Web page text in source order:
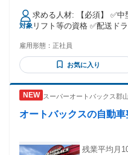
円～300,000円 ※昇給あり ※経験や前職の給与を考慮し決定
します。 ◎新しい給与体系でますます働きやすくなりまし
た！ ✨年収例 ①経験者で中・長距離4t配送 ・年収360万円前
後＋運行手当 ②経験者で関東4t配送 ・年収320万円前後＋運
充実！ ◇宿泊費用手当 ・関東：1日／1,500円 ・近畿：1日／
2,000円 ・福島隣県：1日／1,000円 ※社内ルールに沿って支
給 ◇バラ積み・バラ卸し手当 ・4t：1回／1,000円 ※社内ルー
ルに沿って支給
対象
求める人材: 【必須】 ✅中型免許 【あれば尚可】 ✅フォーク
リフト等の資格 ✅配送ドライバー経験 「経験を活かして、も
そんな即戦力となる方からの
不問 ✅性別不問 ✅第二新卒の方OK ✅お仕事ブランクOK ✅異
業種・同職種からの転職OK ✅UIターン歓迎 ※69歳以下
雇用形態： 正社員
お気に入り
スーパーオートバックス郡
オートバックスの自動
残業平均月